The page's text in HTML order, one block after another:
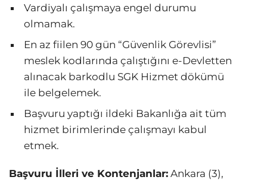
Vardiyalı çalışmaya engel durumu
olmamak.
En az fiilen 90 gün “Güvenlik Görevlisi”
meslek kodlarında çalıştığını e-Devletten
alınacak barkodlu SGK Hizmet dökümü
ile belgelemek.
Başvuru yaptığı ildeki Bakanlığa ait tüm
hizmet birimlerinde çalışmayı kabul
etmek.
Başvuru İlleri ve Kontenjanlar: Ankara (3),